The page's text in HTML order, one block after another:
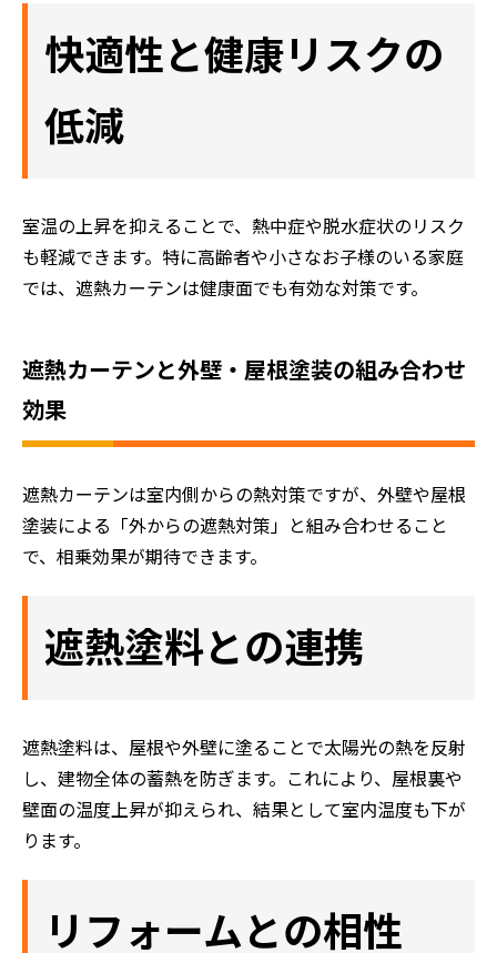
選ばれる理由
快適性と健康リスクの
低減
室温の上昇を抑えることで、熱中症や脱水症状のリスク
も軽減できます。特に高齢者や小さなお子様のいる家庭
では、遮熱カーテンは健康面でも有効な対策です。
遮熱カーテンと外壁・屋根塗装の組み合わせ
効果
遮熱カーテンは室内側からの熱対策ですが、外壁や屋根
塗装による「外からの遮熱対策」と組み合わせること
で、相乗効果が期待できます。
遮熱塗料との連携
遮熱塗料は、屋根や外壁に塗ることで太陽光の熱を反射
し、建物全体の蓄熱を防ぎます。これにより、屋根裏や
壁面の温度上昇が抑えられ、結果として室内温度も下が
ります。
リフォームとの相性